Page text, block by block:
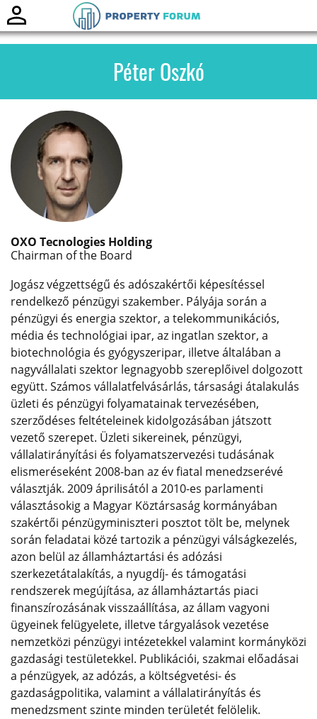
Péter Oszkó
OXO Tecnologies Holding
Chairman of the Board
Jogász végzettségű és adószakértői képesítéssel
rendelkező pénzügyi szakember. Pályája során a
pénzügyi és energia szektor, a telekommunikációs,
média és technológiai ipar, az ingatlan szektor, a
biotechnológia és gyógyszeripar, illetve általában a
nagyvállalati szektor legnagyobb szereplőivel dolgozott
együtt. Számos vállalatfelvásárlás, társasági átalakulás
üzleti és pénzügyi folyamatainak tervezésében,
szerződéses feltételeinek kidolgozásában játszott
vezető szerepet. Üzleti sikereinek, pénzügyi,
vállalatirányítási és folyamatszervezési tudásának
elismeréseként 2008-ban az év fiatal menedzserévé
választják. 2009 áprilisától a 2010-es parlamenti
választásokig a Magyar Köztársaság kormányában
szakértői pénzügyminiszteri posztot tölt be, melynek
során feladatai közé tartozik a pénzügyi válságkezelés,
azon belül az államháztartási és adózási
szerkezetátalakítás, a nyugdíj- és támogatási
rendszerek megújítása, az államháztartás piaci
finanszírozásának visszaállítása, az állam vagyoni
ügyeinek felügyelete, illetve tárgyalások vezetése
nemzetközi pénzügyi intézetekkel valamint kormányközi
gazdasági testületekkel. Publikációi, szakmai előadásai
a pénzügyek, az adózás, a költségvetési- és
gazdaságpolitika, valamint a vállalatirányítás és
menedzsment szinte minden területét felölelik.